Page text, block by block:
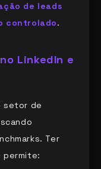
de leads
controlado.
LinkedIn e
setor de
Ter
permite: